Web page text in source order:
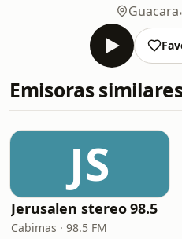
Guacara
Emisoras
JS
Jerusalen stereo 98.5
Cabimas · 98.5 FM